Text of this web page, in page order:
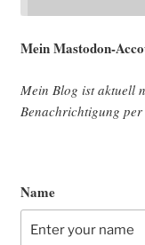
Mein Mast­o­don-
Mein Blog ist aktu­ell
Benach­rich­ti­gung
Name